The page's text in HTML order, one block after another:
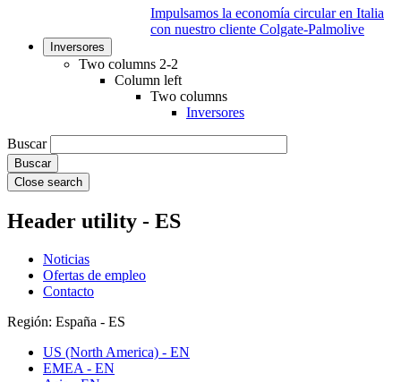
Impulsamos la economía circular en Italia
con nuestro cliente Colgate-Palmolive
Inversores
Two columns 2-2
Column left
Two columns
Inversores
Buscar
Close search
Header utility - ES
Noticias
Ofertas de empleo
Contacto
Región: España - ES
US (North America) - EN
EMEA - EN